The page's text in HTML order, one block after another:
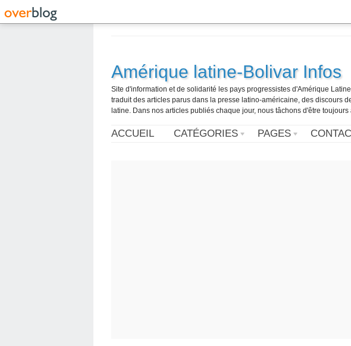
Amérique latine-Bolivar Infos
Site d'information et de solidarité les pays progressistes d'Amérique
traduit des articles parus dans la presse latino-américaine, des discours
latine. Dans nos articles publiés chaque jour, nous tâchons d'être
ACCUEIL CATÉGORIES PAGES